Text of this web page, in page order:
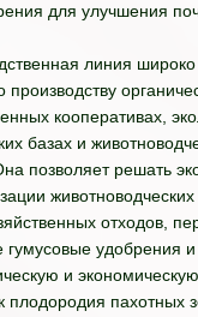
для улучшения
линия
производству
кооперативах,
базах и
позволяет решать
животноводческих
отходов,
гумусовые удобрения
и
плодородия пахотных